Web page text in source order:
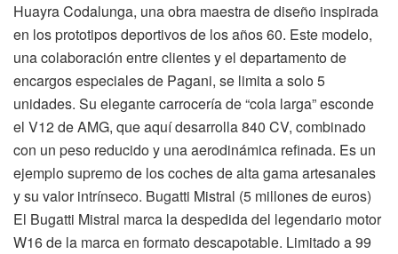
Huayra Codalunga, una obra maestra de diseño inspirada
en los prototipos deportivos de los años 60. Este modelo,
una colaboración entre clientes y el departamento de
encargos especiales de Pagani, se limita a solo 5
unidades. Su elegante carrocería de “cola larga” esconde
el V12 de AMG, que aquí desarrolla 840 CV, combinado
con un peso reducido y una aerodinámica refinada. Es un
ejemplo supremo de los coches de alta gama artesanales
y su valor intrínseco. Bugatti Mistral (5 millones de euros)
El Bugatti Mistral marca la despedida del legendario motor
W16 de la marca en formato descapotable. Limitado a 99